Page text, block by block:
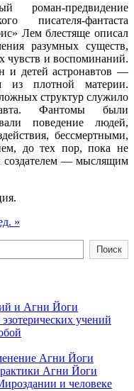
роман-предвидение
писателя-фантаста
Лем блестяще описал
разумных существ,
и воспоминаний.
и детей астронавтов —
плотной материи.
структур служило
Фантомы были
поведение людей,
бессмертными,
до тех пор, пока не
создателем — мыслящим
»
Поиск
и Агни Йоги
учений
Агни Йоги
Агни Йоги
и человеке